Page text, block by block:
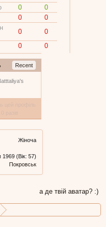
0
0
0
0
0
0
0
0
Recent
Жіноча
1969 (Вік: 57)
Покровськ
а де твій аватар? :)